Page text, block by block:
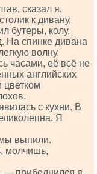
сказал я.
к дивану,
бутеры, колу,
На спинке дивана
волну.
часами, её всё не
английских
цветком
с кухни. В
Я
выпили.
молчишь,